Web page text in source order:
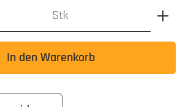
Gib den gewünschten Wert ein oder
Stk
In den Warenkorb